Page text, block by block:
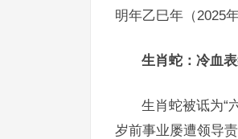
明年乙巳年（2025
生肖蛇：冷血
生肖蛇被诋为“
岁前事业屡遭领导